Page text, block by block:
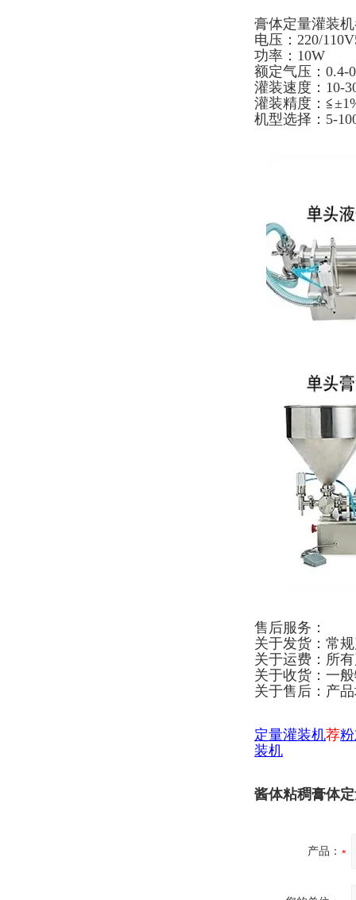
膏体定量灌装
电压：220/
功率：10W
额定气压：0.4-
灌装速度：10-
灌装精度：
机型选择：5-
售后服务：
关于发货：常
关于运费：所
关于收货：一
关于售后：产
定量灌装机荐
装机
酱体粘稠膏体
产品：